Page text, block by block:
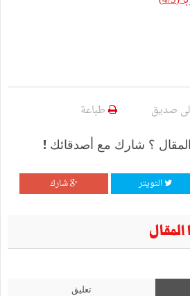
صديق طباعة
؟ شارك مع أصدقائك !
التويتر شارك
تعليق